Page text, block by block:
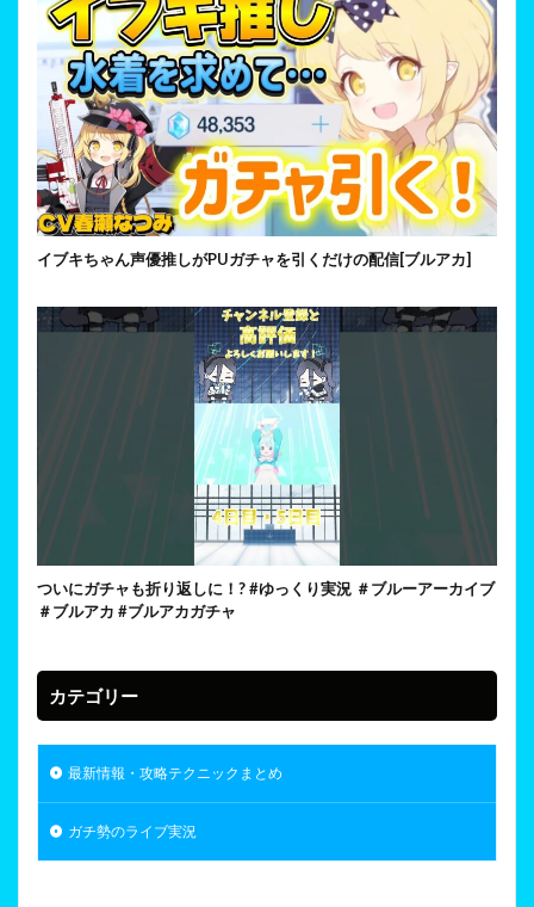
イブキちゃん声優推しがPUガチャを引くだけの配信[ブルアカ]
ついにガチャも折り返しに！? #ゆっくり実況 ＃ブルーアーカイブ
＃ブルアカ #ブルアカガチャ
カテゴリー
最新情報・攻略テクニックまとめ
ガチ勢のライブ実況